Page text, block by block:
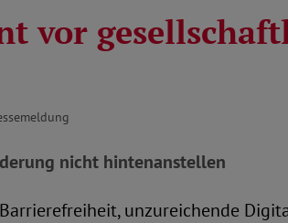
vor
nicht hintenanstellen
unzureichende